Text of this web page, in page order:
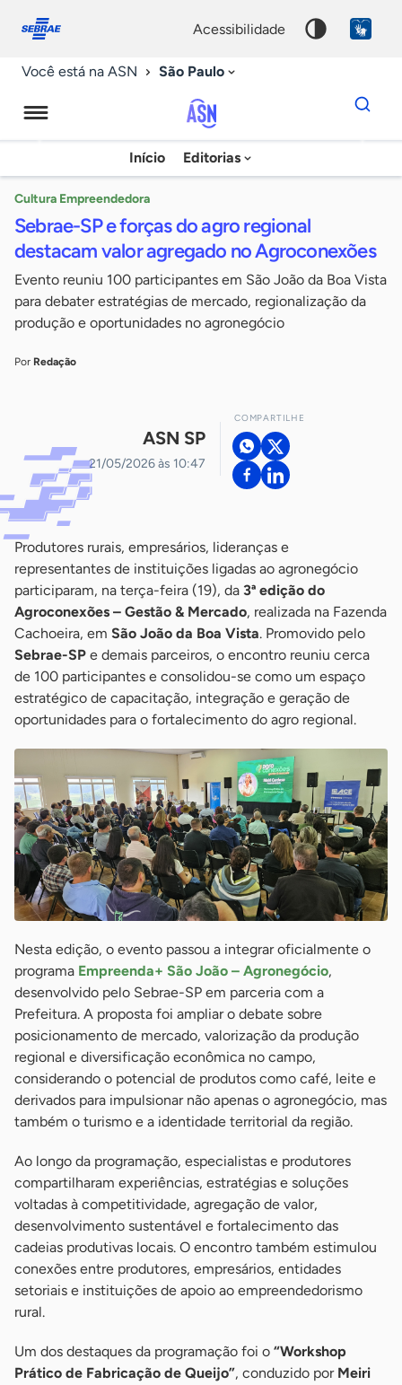
conosco
acessibilidade
Você está na ASN São Paulo
Agência
Sebrae
Notícias
Início Editorias
Dados
para
chave
Cultura Empreendedora
Sebrae-SP e forças do agro regional
destacam valor agregado no Agroconexões
Evento reuniu 100 participantes em São João da Boa Vista
para debater estratégias de mercado, regionalização da
produção e oportunidades no agronegócio
Por Redação
ASN SP
21/05/2026 às 10:47
COMPARTILHE
Produtores rurais, empresários, lideranças e
representantes de instituições ligadas ao agronegócio
participaram, na terça-feira (19), da 3ª edição do
Agroconexões – Gestão & Mercado, realizada na Fazenda
Cachoeira, em São João da Boa Vista. Promovido pelo
Sebrae-SP e demais parceiros, o encontro reuniu cerca
de 100 participantes e consolidou-se como um espaço
estratégico de capacitação, integração e geração de
oportunidades para o fortalecimento do agro regional.
Nesta edição, o evento passou a integrar oficialmente o
programa Empreenda+ São João – Agronegócio,
desenvolvido pelo Sebrae-SP em parceria com a
Prefeitura. A proposta foi ampliar o debate sobre
posicionamento de mercado, valorização da produção
regional e diversificação econômica no campo,
considerando o potencial de produtos como café, leite e
derivados para impulsionar não apenas o agronegócio, mas
também o turismo e a identidade territorial da região.
Ao longo da programação, especialistas e produtores
compartilharam experiências, estratégias e soluções
voltadas à competitividade, agregação de valor,
desenvolvimento sustentável e fortalecimento das
cadeias produtivas locais. O encontro também estimulou
conexões entre produtores, empresários, entidades
setoriais e instituições de apoio ao empreendedorismo
rural.
Um dos destaques da programação foi o “Workshop
Prático de Fabricação de Queijo”, conduzido por Meiri